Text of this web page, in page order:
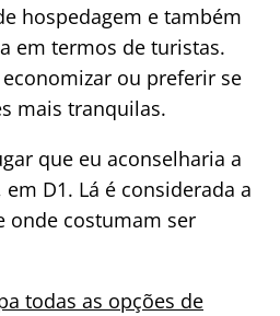
hospedagem e também
em termos de turistas.
ou preferir se
mais tranquilas.
que eu aconselharia a
D1. Lá é considerada a
onde costumam ser
todas as opções de